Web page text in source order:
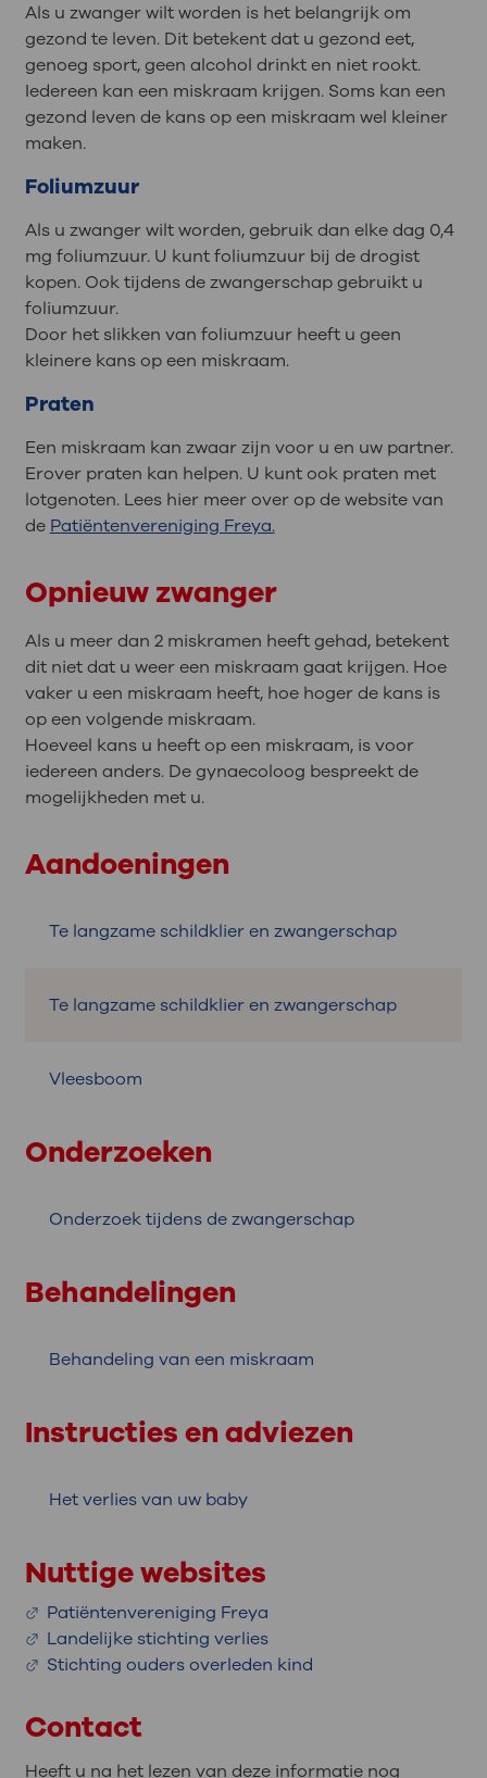
Als u zwanger wilt worden is het belangrijk om
gezond te leven. Dit betekent dat u gezond eet,
genoeg sport, geen alcohol drinkt en niet rookt.
Iedereen kan een miskraam krijgen. Soms kan een
gezond leven de kans op een miskraam wel kleiner
maken.
Foliumzuur
Als u zwanger wilt worden, gebruik dan elke dag 0,4
mg foliumzuur. U kunt foliumzuur bij de drogist
kopen. Ook tijdens de zwangerschap gebruikt u
foliumzuur.
Door het slikken van foliumzuur heeft u geen
kleinere kans op een miskraam.
Praten
Een miskraam kan zwaar zijn voor u en uw partner.
Erover praten kan helpen. U kunt ook praten met
lotgenoten. Lees hier meer over op de website van
de Patiëntenvereniging Freya.
Opnieuw zwanger
Als u meer dan 2 miskramen heeft gehad, betekent
dit niet dat u weer een miskraam gaat krijgen. Hoe
vaker u een miskraam heeft, hoe hoger de kans is
op een volgende miskraam.
Hoeveel kans u heeft op een miskraam, is voor
iedereen anders. De gynaecoloog bespreekt de
mogelijkheden met u.
Aandoeningen
Te langzame schildklier en zwangerschap
Te langzame schildklier en zwangerschap
Vleesboom
Onderzoeken
Onderzoek tijdens de zwangerschap
Behandelingen
Behandeling van een miskraam
Instructies en adviezen
Het verlies van uw baby
Nuttige websites
Patiëntenvereniging Freya
Landelijke stichting verlies
Stichting ouders overleden kind
Contact
Heeft u na het lezen van deze informatie nog